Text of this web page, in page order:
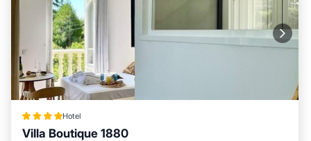
Hotel
Villa Boutique 1880